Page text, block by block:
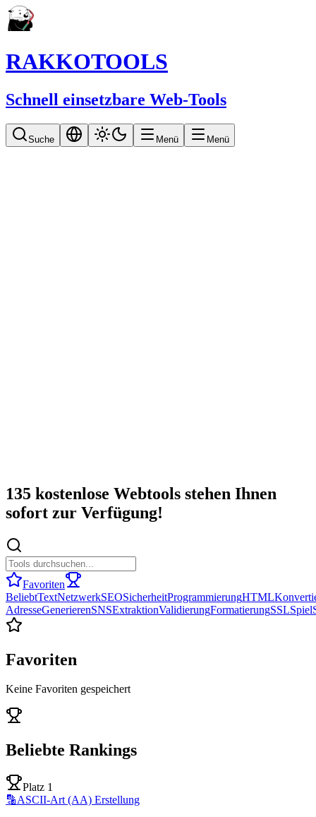
RAKKOTOOLS
Schnell einsetzbare Web-Tools
Suche Menü Menü
135 kostenlose Webtools stehen Ihnen
sofort zur Verfügung!
Favoriten
BeliebtTextNetzwerkSEOSicherheitProgrammierungHTML
AdresseGenerierenSNSExtraktionValidierungFormatierungSSLSpiel
Favoriten
Keine Favoriten gespeichert
Beliebte Rankings
Platz 1
🔡ASCII-Art (AA) Erstellung